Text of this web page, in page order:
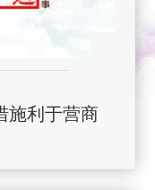
施利于营商